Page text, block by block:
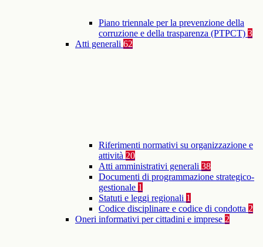
Piano triennale per la prevenzione della
corruzione e della trasparenza (PTPCT) 3
Atti generali 62
Riferimenti normativi su organizzazione e
attività 20
Atti amministrativi generali 38
Documenti di programmazione strategico-
gestionale 1
Statuti e leggi regionali 1
Codice disciplinare e codice di condotta 2
Oneri informativi per cittadini e imprese 2